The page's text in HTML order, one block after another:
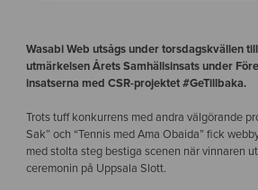
Wasabi Web utsågs under torsdagskvällen
utmärkelsen Årets Samhällsinsats under
insatserna med CSR-projektet #GeTillbaka.
Trots tuff konkurrens med andra välgörande
Sak” och “Tennis med Ama Obaida” fick
med stolta steg bestiga scenen när vinnaren
ceremonin på Uppsala Slott.